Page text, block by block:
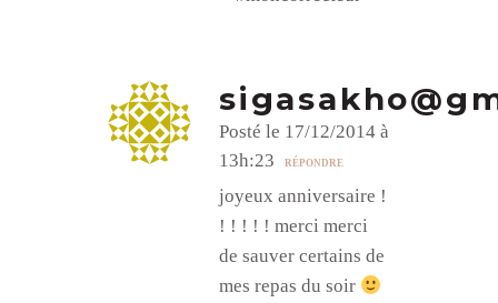
Posté le 17/12/2014 à
13h:23
RÉPONDRE
joyeux anniversaire !
! ! ! ! ! merci merci
de sauver certains de
mes repas du soir